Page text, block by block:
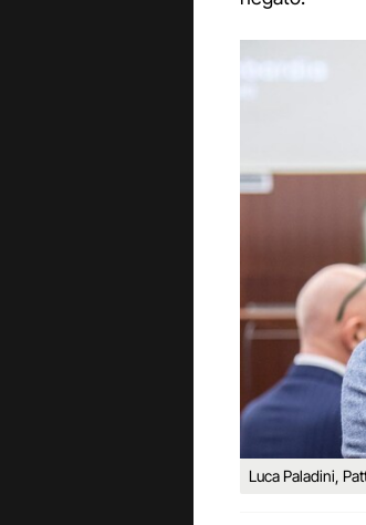
Luca Paladini,